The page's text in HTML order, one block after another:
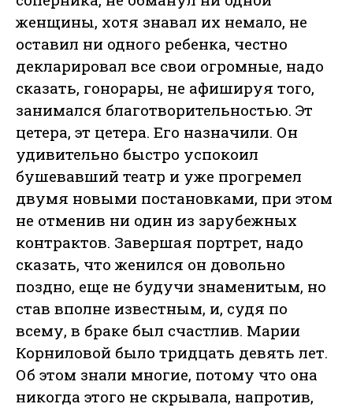
женщины, хотя знавал их немало, не
оставил ни одного ребенка, честно
декларировал все свои огромные, надо
сказать, гонорары, не афишируя того,
занимался благотворительностью. Эт
цетера, эт цетера. Его назначили. Он
удивительно быстро успокоил
бушевавший театр и уже прогремел
двумя новыми постановками, при этом
не отменив ни один из зарубежных
контрактов. Завершая портрет, надо
сказать, что женился он довольно
поздно, еще не будучи знаменитым, но
став вполне известным, и, судя по
всему, в браке был счастлив. Марии
Корниловой было тридцать девять лет.
Об этом знали многие, потому что она
никогда этого не скрывала, напротив,